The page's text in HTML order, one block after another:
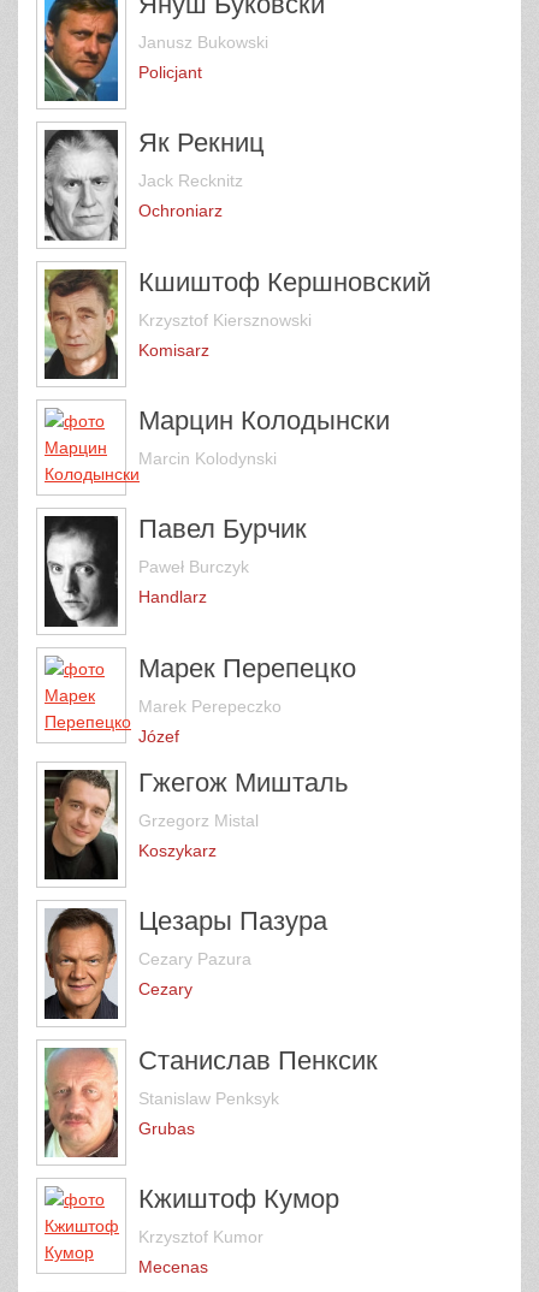
Janusz Bukowski
Policjant
Як Рекниц
Jack Recknitz
Ochroniarz
Кшиштоф Кершновский
Krzysztof Kiersznowski
Komisarz
Марцин Колодынски
Marcin Kolodynski
Павел Бурчик
Paweł Burczyk
Handlarz
Марек Перепецко
Marek Perepeczko
Józef
Гжегож Мишталь
Grzegorz Mistal
Koszykarz
Цезары Пазура
Cezary Pazura
Cezary
Станислав Пенксик
Stanislaw Penksyk
Grubas
Кжиштоф Кумор
Krzysztof Kumor
Mecenas